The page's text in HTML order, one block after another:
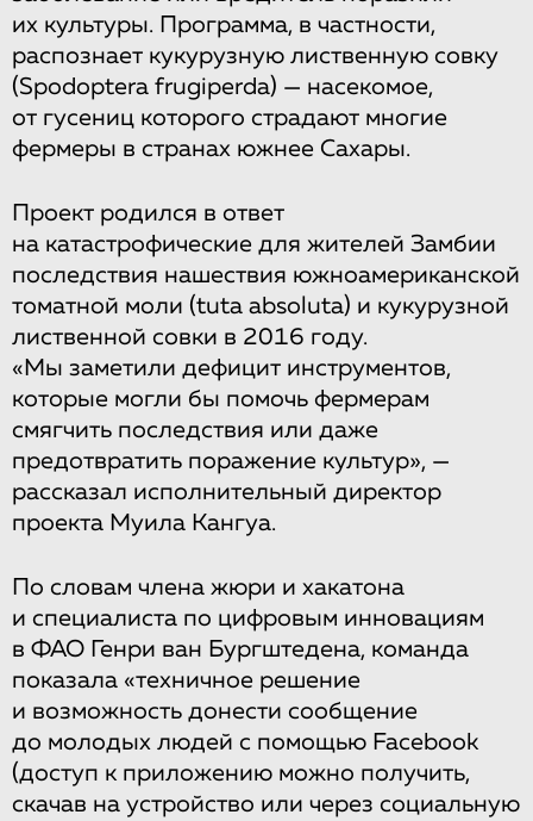
их культуры. Программа, в частности,
распознает кукурузную лиственную совку
(Spodoptera frugiperda) — насекомое,
от гусениц которого страдают многие
фермеры в странах южнее Сахары.
Проект родился в ответ
на катастрофические для жителей Замбии
последствия нашествия южноамериканской
томатной моли (tuta absoluta) и кукурузной
лиственной совки в 2016 году.
«Мы заметили дефицит инструментов,
которые могли бы помочь фермерам
смягчить последствия или даже
предотвратить поражение культур», —
рассказал исполнительный директор
проекта Муила Кангуа.
По словам члена жюри и хакатона
и специалиста по цифровым инновациям
в ФАО Генри ван Бургштедена, команда
показала «техничное решение
и возможность донести сообщение
до молодых людей с помощью Facebook
(доступ к приложению можно получить,
скачав на устройство или через социальную